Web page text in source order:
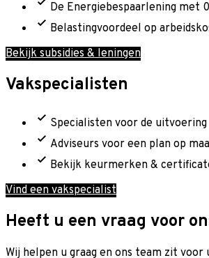
De Energiebespaarlening met
Belastingvoordeel op
Bekijk subsidies & leningen
Vakspecialisten
Specialisten voor de uitvoering
Adviseurs voor een plan op
Bekijk keurmerken &
Vind een vakspecialist
Heeft u een vraag voor
Wij helpen u graag en ons team zit voor